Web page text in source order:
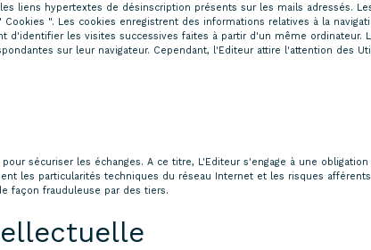
liens hypertextes de désinscription présents sur les mails adressés.
". Les cookies enregistrent des informations relatives à la
d'identifier les visites successives faites à partir d'un même
sur leur navigateur. Cependant, l'Editeur attire l'attention des
sécuriser les échanges. A ce titre, L'Editeur s'engage à une
les particularités techniques du réseau Internet et les risques
façon frauduleuse par des tiers.